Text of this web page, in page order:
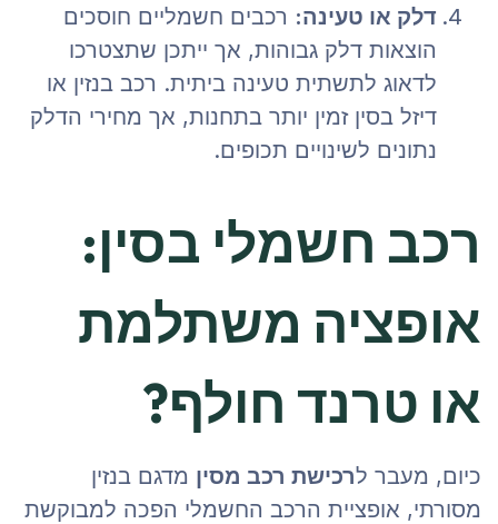
דלק או טעינה:רכבים חשמליים חוסכים
הוצאות דלק גבוהות, אך ייתכן שתצטרכו
לדאוג לתשתית טעינה ביתית. רכב בנזין או
דיזל בסין זמין יותר בתחנות, אך מחירי הדלק
נתונים לשינויים תכופים.
רכב חשמלי בסין:
אופציה משתלמת
או טרנד חולף?
כיום, מעבר ל רכישת רכב מסיןמדגם בנזין
מסורתי, אופציית הרכב החשמלי הפכה למבוקשת